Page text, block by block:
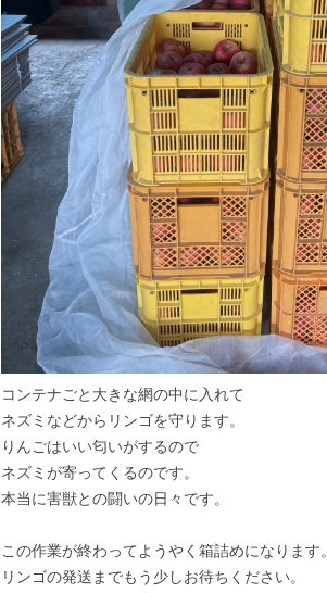
コンテナごと大きな網の中に入れて
ネズミなどからリンゴを守ります。
りんごはいい匂いがするので
ネズミが寄ってくるのです。
本当に害獣との闘いの日々です。
この作業が終わってようやく箱詰めになります。
リンゴの発送までもう少しお待ちください。